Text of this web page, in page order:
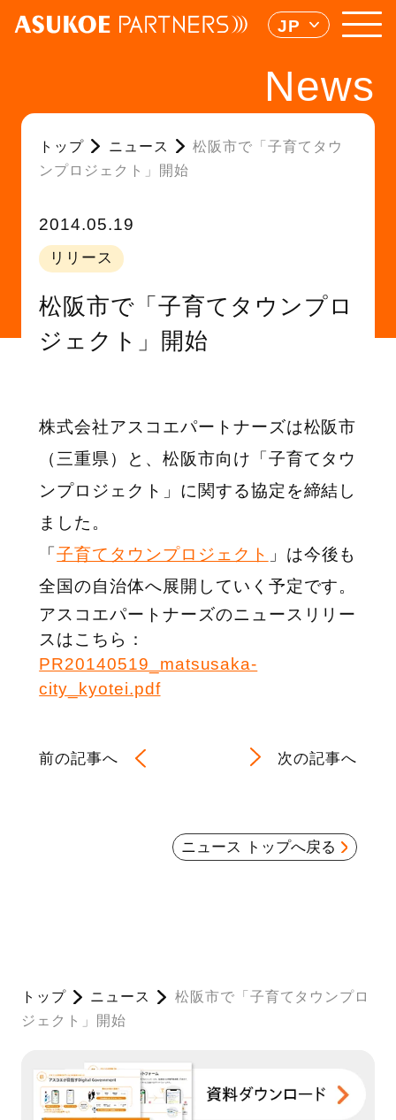
JP
News
トップ ニュース
松阪市で「子育てタウ
ンプロジェクト」開始
2014.05.19
リリース
松阪市で「子育てタウンプロ
ジェクト」開始
株式会社アスコエパートナーズは松阪市
（三重県）と、松阪市向け「子育てタウ
ンプロジェクト」に関する協定を締結し
ました。
「子育てタウンプロジェクト 」は今後も
全国の自治体へ展開していく予定です。
アスコエパートナーズのニュースリリー
スはこちら：
PR20140519_matsusaka-
city_kyotei.pdf
前の記事へ 次の記事へ
ニュース トップへ戻る
トップ ニュース
松阪市で「子育てタウンプロ
ジェクト」開始